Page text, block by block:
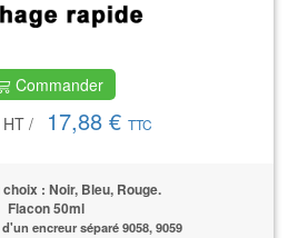
Commander
HT / 17,88 € TTC
: Noir, Bleu, Rouge.
Flacon 50ml
encreur séparé 9058, 9059